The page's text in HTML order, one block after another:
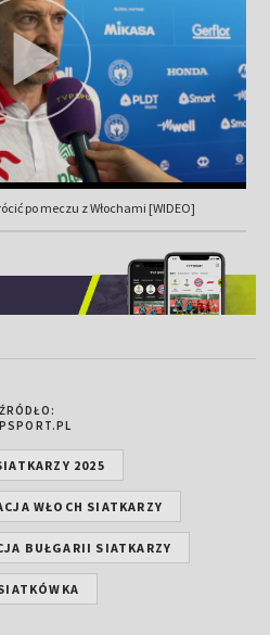
po meczu z Włochami [WIDEO]
ŹRÓDŁO:
2025
WŁOCH SIATKARZY
BUŁGARII SIATKARZY